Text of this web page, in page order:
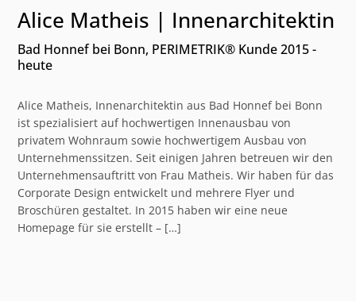
Alice Matheis | Innenarchitektin
Bad Honnef bei Bonn, PERIMETRIK® Kunde 2015 -
heute
Alice Matheis, Innenarchitektin aus Bad Honnef bei Bonn
ist spezialisiert auf hochwertigen Innenausbau von
privatem Wohnraum sowie hochwertigem Ausbau von
Unternehmenssitzen. Seit einigen Jahren betreuen wir den
Unternehmensauftritt von Frau Matheis. Wir haben für das
Corporate Design entwickelt und mehrere Flyer und
Broschüren gestaltet. In 2015 haben wir eine neue
Homepage für sie erstellt – […]